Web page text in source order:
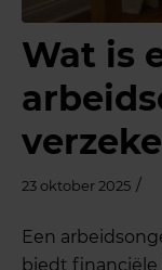
Wat is
23 oktober 2025 /
Een
biedt